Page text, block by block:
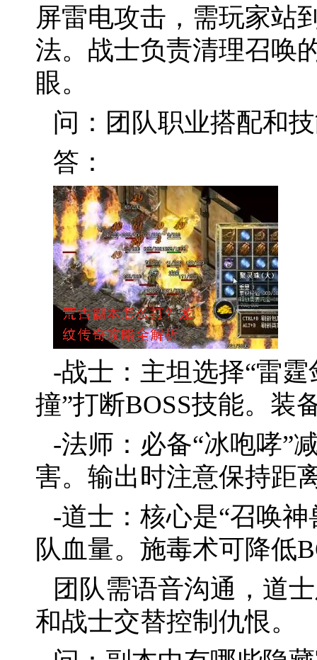
屏雷电攻击，需玩家站
法。战士负责清理召唤
眼。
问：团队职业搭配和
答：
-战士：主坦选择“雷
撞”打断BOSS技能。装
-法师：必备“冰咆哮”
害。输出时注意保持距
-道士：核心是“召唤
队血量。施毒术可降低
团队需语音沟通，道
和战士交替控制仇恨。